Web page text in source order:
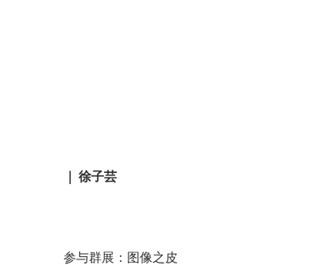
｜ 徐子芸
参与群展：图像之皮